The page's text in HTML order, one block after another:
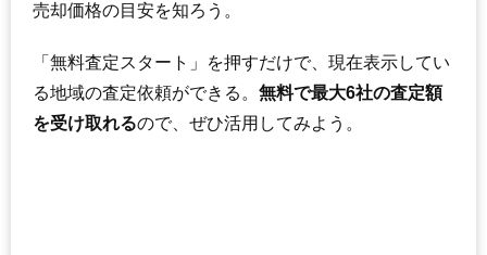
売却価格の目安を知ろう。
「無料査定スタート」を押すだけで、現在表示してい
る地域の査定依頼ができる。 無料で最大6社の査定額
を受け取れるので、ぜひ活用してみよう。